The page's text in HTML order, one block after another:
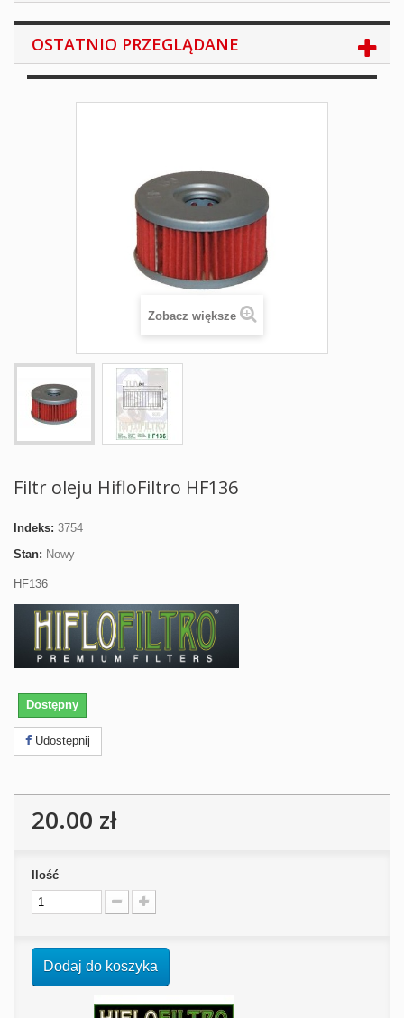
OSTATNIO PRZEGLĄDANE
Zobacz większe
Filtr oleju HifloFiltro HF136
Indeks: 3754
Stan: Nowy
HF136
Dostępny
Udostępnij
20.00 zł
Ilość
Dodaj do koszyka